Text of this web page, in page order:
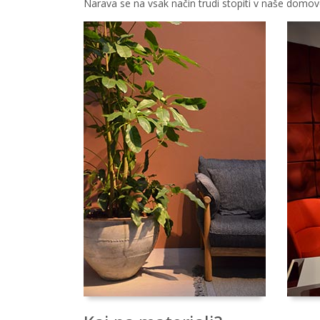
Narava se na vsak način trudi stopiti v naše